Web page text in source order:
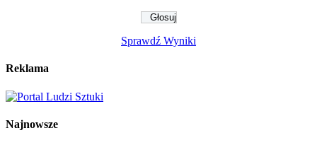
Sprawdź Wyniki
Reklama
Najnowsze